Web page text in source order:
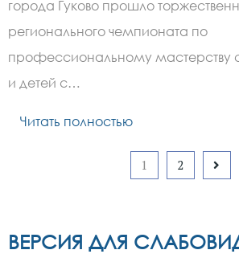
города Гуково прошло
регионального чемпионата по
профессиональному мастерству
и детей с…
Читать полностью
1 2
ВЕРСИЯ ДЛЯ